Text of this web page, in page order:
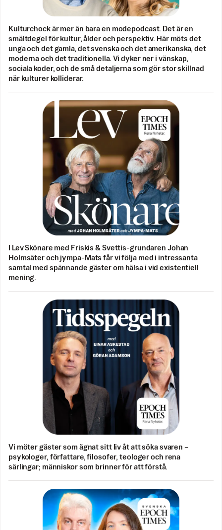
Kulturchock är mer än bara en modepodcast. Det är en
smältdegel för kultur, ålder och perspektiv. Här möts det
unga och det gamla, det svenska och det amerikanska, det
moderna och det traditionella. Vi dyker ner i vänskap,
sociala koder, och de små detaljerna som gör stor skillnad
när kulturer kolliderar.
I Lev Skönare med Friskis & Svettis-grundaren Johan
Holmsäter och jympa-Mats får vi följa med i intressanta
samtal med spännande gäster om hälsa i vid existentiell
mening.
Vi möter gäster som ägnat sitt liv åt att söka svaren –
psykologer, författare, filosofer, teologer och rena
särlingar; människor som brinner för att förstå.